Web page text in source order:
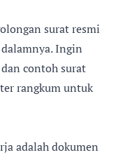
surat resmi
Ingin
contoh surat
rangkum untuk
adalah dokumen